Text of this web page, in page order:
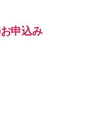
申込み